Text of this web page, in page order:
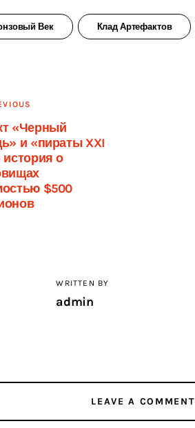
Век Клад Артефактов
«Черный
и «пираты XXI
история о
$500
WRITTEN BY
admin
LEAVE A COMMENT